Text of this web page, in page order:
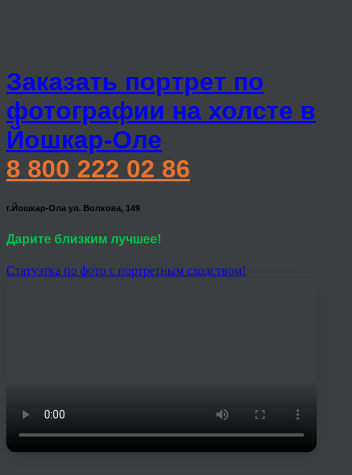
Заказать портрет по
фотографии на холсте в
Йошкар-Оле
8 800 222 02 86
г.Йошкар-Ола ул. Волкова, 149
Дарите близким лучшее!
Статуэтка по фото с портретным сходством!